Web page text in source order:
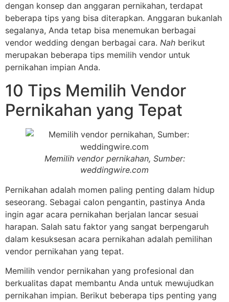
dengan konsep dan anggaran pernikahan, terdapat
beberapa tips yang bisa diterapkan. Anggaran bukanlah
segalanya, Anda tetap bisa menemukan berbagai
vendor wedding dengan berbagai cara. Nah berikut
merupakan beberapa tips memilih vendor untuk
pernikahan impian Anda.
10 Tips Memilih Vendor
Pernikahan yang Tepat
Memilih vendor pernikahan, Sumber:
weddingwire.com
Pernikahan adalah momen paling penting dalam hidup
seseorang. Sebagai calon pengantin, pastinya Anda
ingin agar acara pernikahan berjalan lancar sesuai
harapan. Salah satu faktor yang sangat berpengaruh
dalam kesuksesan acara pernikahan adalah pemilihan
vendor pernikahan yang tepat.
Memilih vendor pernikahan yang profesional dan
berkualitas dapat membantu Anda untuk mewujudkan
pernikahan impian. Berikut beberapa tips penting yang